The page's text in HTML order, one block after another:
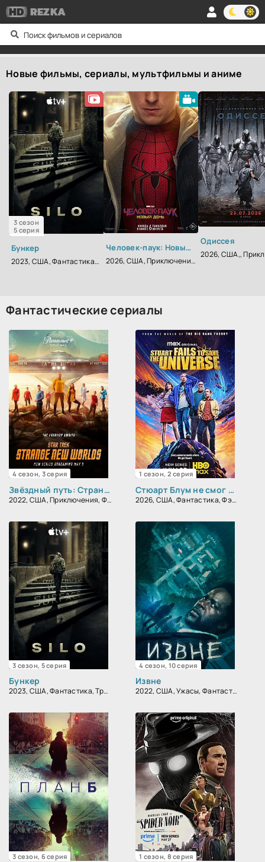
HDREZKA
Новые фильмы, сериалы, мультфильмы и аниме
3 сезон
5 серия
Бункер
2023, США, Фантастика, Триллер, Драма
Человек-паук: Новый день
2026, США, Приключения, Фантастика, Фэнтези, Боевик
Одиссея
Фантастические сериалы
4 сезон, 3 серия
Звёздный путь: Странные новые миры
2022, США, Приключения, Фантастика, Боевик
1 сезон, 2 серия
Стюарт Блум не смог спасти вселенную
2026, США, Фантастика, Фэнтези, Комедия
3 сезон, 5 серия
Бункер
2023, США, Фантастика, Триллер, Драма
4 сезон, 10 серия
Извне
2022, США, Ужасы, Фантастика, Детектив, Триллер, Драма
3 сезон, 6 серия 1 сезон, 8 серия